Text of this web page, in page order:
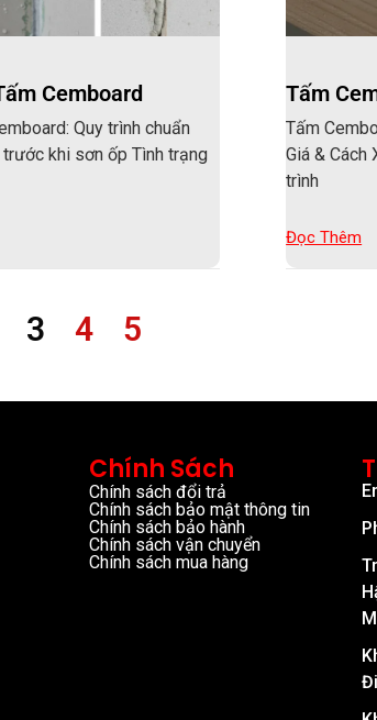
Cemboard
Quy trình chuẩn
khi sơn ốp Tình trạng
Tấm
Tấm
Giá &
trình
Đọc Thêm
3 4 5
Chính Sách
Chính sách đổi trả
Chính sách bảo mật thông tin
Chính sách bảo hành
Chính sách vận chuyển
Chính sách mua hàng